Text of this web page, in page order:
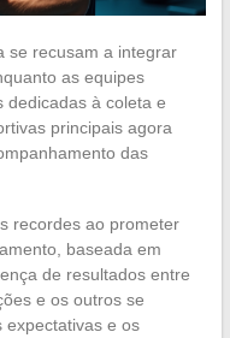
se recusam a integrar
as equipes
dedicadas à coleta e
principais agora
das
recordes ao prometer
baseada em
de resultados entre
e os outros se
expectativas e os